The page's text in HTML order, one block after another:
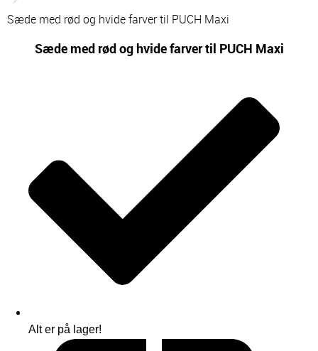
Sæde med rød og hvide farver til PUCH Maxi
Sæde med rød og hvide farver til PUCH Maxi
Alt er på lager!